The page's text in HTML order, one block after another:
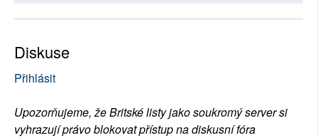
Diskuse
Přihlásit
Upozorňujeme, že Britské listy jako soukromý server si
vyhrazují právo blokovat přístup na diskusní fóra